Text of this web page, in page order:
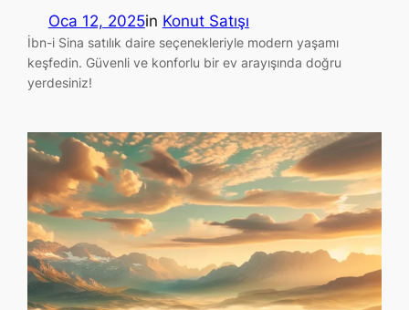
Oca 12, 2025in Konut Satışı
İbn-i Sina satılık daire seçenekleriyle modern yaşamı
keşfedin. Güvenli ve konforlu bir ev arayışında doğru
yerdesiniz!